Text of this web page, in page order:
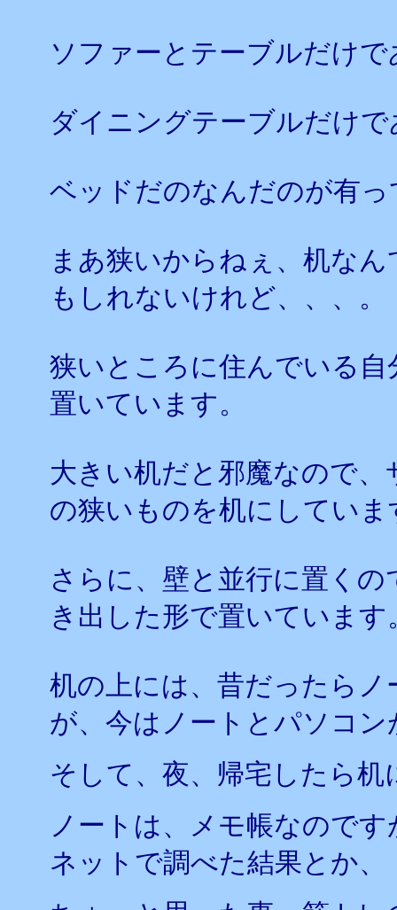
ソファーとテーブルだけ
ダイニングテーブルだけ
ベッドだのなんだのが有
まあ狭いからねぇ、机な
もしれないけれど、、、。
狭いところに住んでいる
置いています。
大きい机だと邪魔なので
の狭いものを机にしていま
さらに、壁と並行に置く
き出した形で置いています
机の上には、昔だったら
が、今はノートとパソコ
そして、夜、帰宅したら机
ノートは、メモ帳なので
ネットで調べた結果とか、